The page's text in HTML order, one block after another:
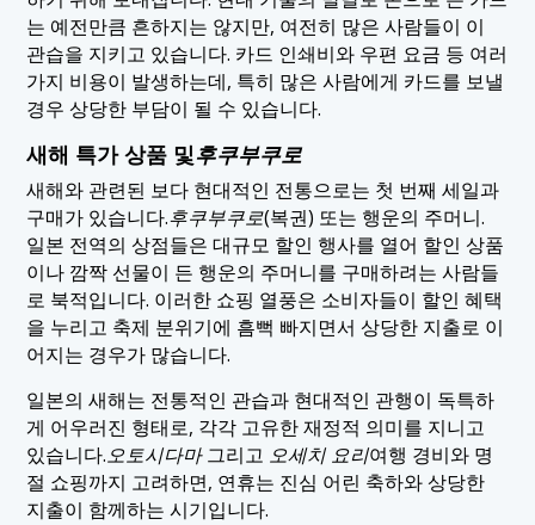
는 예전만큼 흔하지는 않지만, 여전히 많은 사람들이 이
관습을 지키고 있습니다. 카드 인쇄비와 우편 요금 등 여러
가지 비용이 발생하는데, 특히 많은 사람에게 카드를 보낼
경우 상당한 부담이 될 수 있습니다.
새해 특가 상품 및후쿠부쿠로
새해와 관련된 보다 현대적인 전통으로는 첫 번째 세일과
구매가 있습니다.후쿠부쿠로(복권) 또는 행운의 주머니.
일본 전역의 상점들은 대규모 할인 행사를 열어 할인 상품
이나 깜짝 선물이 든 행운의 주머니를 구매하려는 사람들
로 북적입니다. 이러한 쇼핑 열풍은 소비자들이 할인 혜택
을 누리고 축제 분위기에 흠뻑 빠지면서 상당한 지출로 이
어지는 경우가 많습니다.
일본의 새해는 전통적인 관습과 현대적인 관행이 독특하
게 어우러진 형태로, 각각 고유한 재정적 의미를 지니고
있습니다.오토시다마그리고 오세치 요리여행 경비와 명
절 쇼핑까지 고려하면, 연휴는 진심 어린 축하와 상당한
지출이 함께하는 시기입니다.